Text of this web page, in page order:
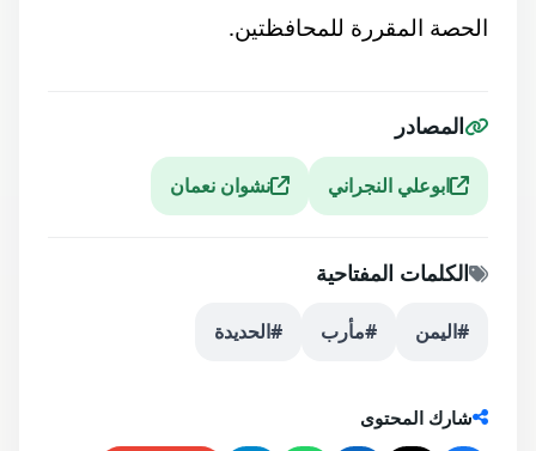
الحصة المقررة للمحافظتين.
المصادر
ابوعلي النجراني نشوان نعمان
الكلمات المفتاحية
#اليمن #مأرب #الحديدة
شارك المحتوى